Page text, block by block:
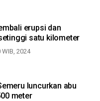
erupsi dan
satu kilometer
WIB, 2024
luncurkan abu
meter